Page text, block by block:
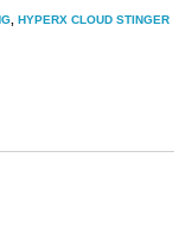
, HYPERX CLOUD STINGER